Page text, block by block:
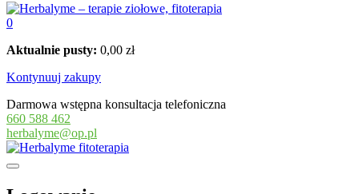
0
Aktualnie pusty: 0,00 zł
Kontynuuj zakupy
Darmowa wstępna konsultacja telefoniczna
660 588 462
herbalyme@op.pl